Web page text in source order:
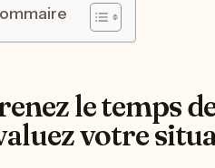
le temps
votre